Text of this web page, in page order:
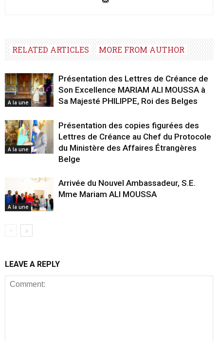
RELATED ARTICLES MORE FROM AUTHOR
A la une
Présentation des Lettres de Créance de
Son Excellence MARIAM ALI MOUSSA à
Sa Majesté PHILIPPE, Roi des Belges
A la une
Présentation des copies figurées des
Lettres de Créance au Chef du Protocole
du Ministère des Affaires Étrangères
Belge
A la une
Arrivée du Nouvel Ambassadeur, S.E.
Mme Mariam ALI MOUSSA
LEAVE A REPLY